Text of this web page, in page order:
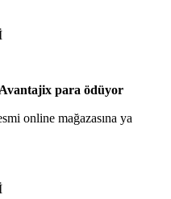
para ödüyor
online mağazasına ya